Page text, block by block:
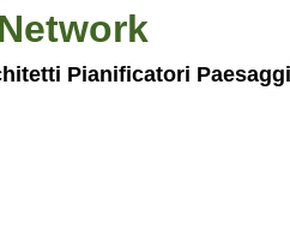
Pianificatori